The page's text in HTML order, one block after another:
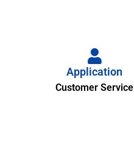
Application
Customer Service